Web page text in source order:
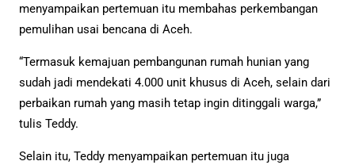
menyampaikan pertemuan itu membahas perkembangan
pemulihan usai bencana di Aceh.
“Termasuk kemajuan pembangunan rumah hunian yang
sudah jadi mendekati 4.000 unit khusus di Aceh, selain dari
perbaikan rumah yang masih tetap ingin ditinggali warga,”
tulis Teddy.
Selain itu, Teddy menyampaikan pertemuan itu juga